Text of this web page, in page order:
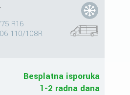
R16
110/108R
Besplatna isporuka
1-2 radna dana